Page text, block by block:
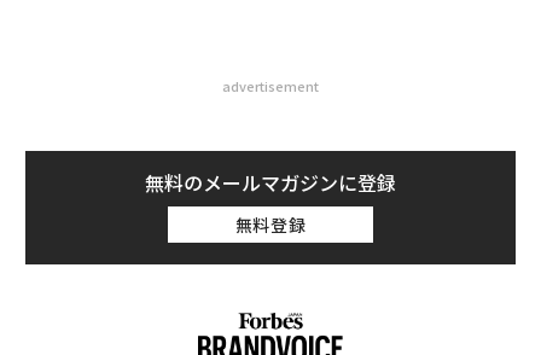
advertisement
無料のメールマガジンに登録
無料登録